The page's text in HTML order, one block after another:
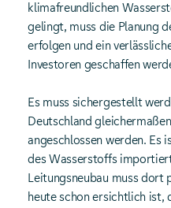
klimafreundlichen
gelingt, muss die Planung
erfolgen und ein
Investoren geschaffen
Es muss sichergestellt
Deutschland
angeschlossen werden. Es
des Wasserstoffs
Leitungsneubau muss
heute schon ersichtlich ist,